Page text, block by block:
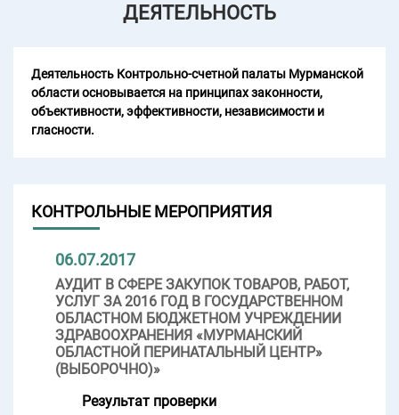
ДЕЯТЕЛЬНОСТЬ
Деятельность Контрольно-счетной палаты Мурманской
области основывается на принципах законности,
объективности, эффективности, независимости и
гласности.
КОНТРОЛЬНЫЕ МЕРОПРИЯТИЯ
06.07.2017
АУДИТ В СФЕРЕ ЗАКУПОК ТОВАРОВ, РАБОТ,
УСЛУГ ЗА 2016 ГОД В ГОСУДАРСТВЕННОМ
ОБЛАСТНОМ БЮДЖЕТНОМ УЧРЕЖДЕНИИ
ЗДРАВООХРАНЕНИЯ «МУРМАНСКИЙ
ОБЛАСТНОЙ ПЕРИНАТАЛЬНЫЙ ЦЕНТР»
(ВЫБОРОЧНО)»
Результат проверки